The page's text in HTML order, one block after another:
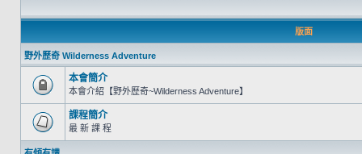
版面
野外歷奇 Wilderness Adventure
本會簡介
本會介紹【野外歷奇~Wilderness Adventure】
課程簡介
最 新 課 程